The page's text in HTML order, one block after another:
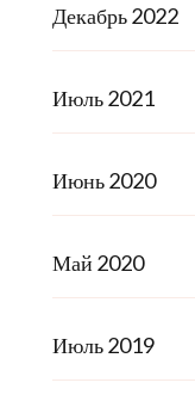
Декабрь 2022
Июль 2021
Июнь 2020
Май 2020
Июль 2019